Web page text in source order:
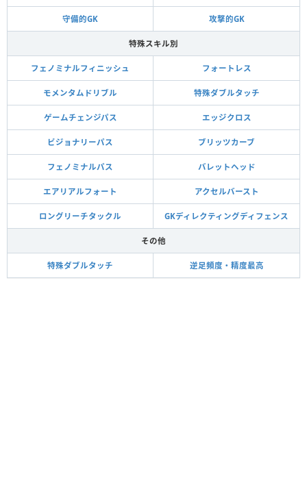
守備的GK 攻撃的GK
特殊スキル別
フェノミナルフィニッシュ フォートレス
モメンタムドリブル 特殊ダブルタッチ
ゲームチェンジパス エッジクロス
ビジョナリーパス ブリッツカーブ
フェノミナルパス バレットヘッド
エアリアルフォート アクセルバースト
ロングリーチタックル GKディレクティングディフェンス
その他
特殊ダブルタッチ 逆足頻度・精度最高